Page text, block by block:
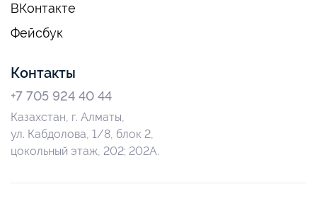
ВКонтакте
Фейсбук
Контакты
+7 705 924 40 44
Казахстан, г. Алматы,
ул. Кабдолова, 1/8, блок 2,
цокольный этаж, 202; 202А.